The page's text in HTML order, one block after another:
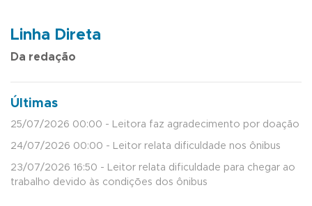
Linha Direta
Da redação
Últimas
25/07/2026 00:00 - Leitora faz agradecimento por doação
24/07/2026 00:00 - Leitor relata dificuldade nos ônibus
23/07/2026 16:50 - Leitor relata dificuldade para chegar ao
trabalho devido às condições dos ônibus